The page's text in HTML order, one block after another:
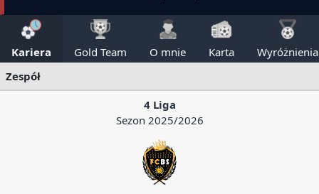
Kariera Gold Team O mnie Karta
Wyróżnienia
Zespół
4 Liga
Sezon 2025/2026